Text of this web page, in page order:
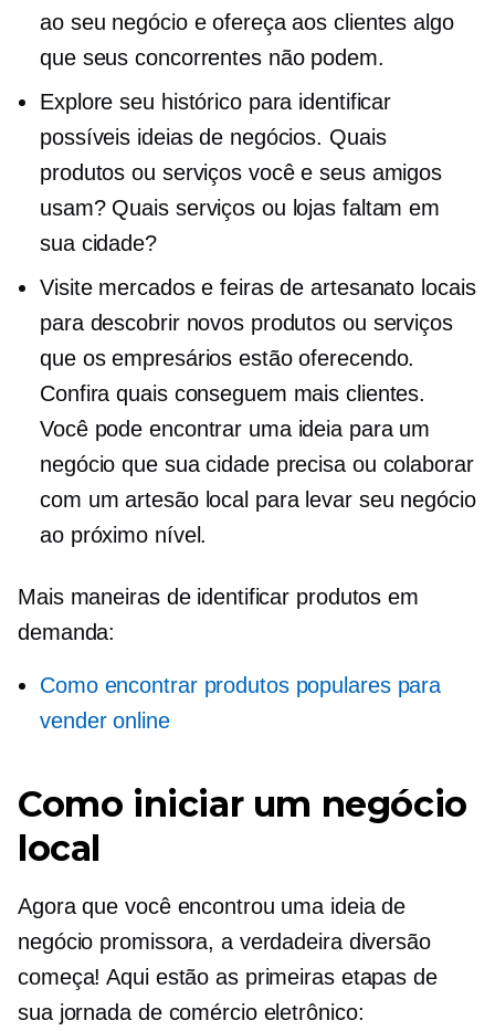
ao seu negócio e ofereça aos clientes algo
que seus concorrentes não podem.
Explore seu histórico para identificar
possíveis ideias de negócios. Quais
produtos ou serviços você e seus amigos
usam? Quais serviços ou lojas faltam em
sua cidade?
Visite mercados e feiras de artesanato locais
para descobrir novos produtos ou serviços
que os empresários estão oferecendo.
Confira quais conseguem mais clientes.
Você pode encontrar uma ideia para um
negócio que sua cidade precisa ou colaborar
com um artesão local para levar seu negócio
ao próximo nível.
Mais maneiras de identificar produtos em
demanda:
Como encontrar produtos populares para
vender online
Como iniciar um negócio
local
Agora que você encontrou uma ideia de
negócio promissora, a verdadeira diversão
começa! Aqui estão as primeiras etapas de
sua jornada de comércio eletrônico: